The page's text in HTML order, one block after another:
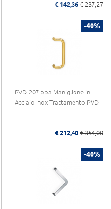
€ 142,36 € 237,27
-40%
PVD-207 pba Maniglione in
Acciaio Inox Trattamento PVD
€ 212,40 € 354,00
-40%